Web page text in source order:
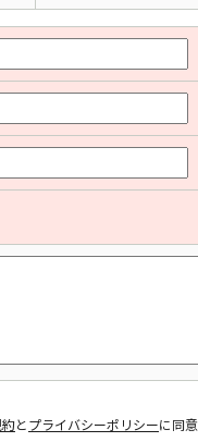
とプライバシーポリシーに同